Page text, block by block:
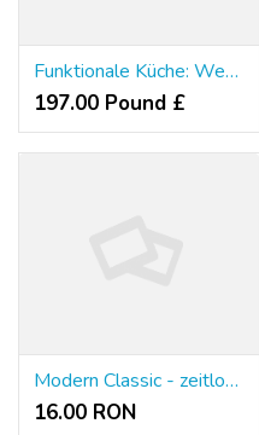
Funktionale Küche: Wenn der Esstisch schlafen kann
197.00 Pound £
Modern Classic - zeitlose Eleganz für kleine Wohnungen
16.00 RON